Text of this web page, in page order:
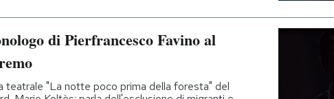
di Pierfrancesco Favino al
teatrale "La notte poco prima della foresta" del